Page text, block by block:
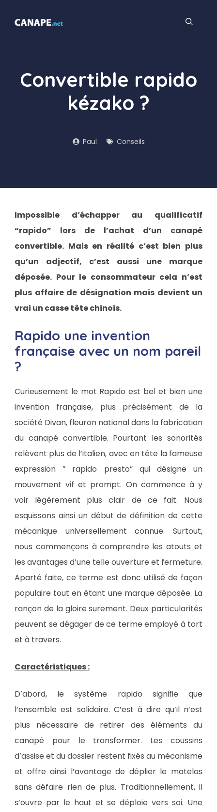
contenu
Convertible rapido
kézako ?
Paul Conseils
Impossible d’échapper au qualificatif
“rapido” lors de l’achat d’un canapé
convertible. Mais en réalité c’est bien plus
qu’un adjectif, c’est aussi une marque
déposée. Pour le consommateur cela n’est
plus affaire de désignation mais devient un
vrai un casse tête chinois.
Rapido une invention
française avec un nom pareil
?
Curieusement le mot Rapido est bel et bien une
invention française, plus précisément de la
société Divan, fleuron national dans la fabrication
du canapé convertible. Pourtant les sonorités
relèvent plus de l’italien, avec en tête la fameuse
expression ” rapido presto” qui désigne un
mouvement vif et prompt. On commence à y
voir légèrement plus clair de ce fait. Nous
esquissons ainsi un début de définition de cette
mécanique universellement connue. Surtout,
nous commençons à comprendre les atouts et
les avantages d’une telle ouverture et fermeture.
Aparté faite, ce terme est donc utilisé de façon
populaire tout en étant une marque déposée. La
rançon de la gloire surement. Deux particularités
peuvent se dégager de ce terme employé à tort
et à travers.
Caractéristiques :
D’abord, le système rapido signifie que
l’ensemble est solidaire. C’est à dire qu’il n’est
plus nécessaire de retirer des éléments du
canapé pour le transformer. Les coussins
d’assise et du dossier restent fixés au mécanisme
et offre ainsi l’avantage de déplier le matelas
sans défaire rien de plus. Traditionnellement, il
s’ouvre par le haut et se déploie vers soi. Une